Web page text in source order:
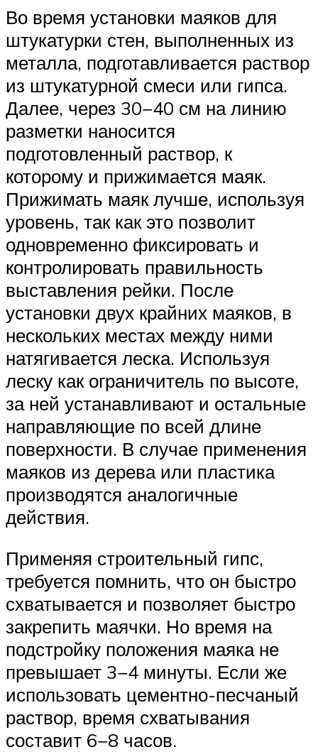
Во время установки маяков для
штукатурки стен, выполненных из
металла, подготавливается раствор
из штукатурной смеси или гипса.
Далее, через 30−40 см на линию
разметки наносится
подготовленный раствор, к
которому и прижимается маяк.
Прижимать маяк лучше, используя
уровень, так как это позволит
одновременно фиксировать и
контролировать правильность
выставления рейки. После
установки двух крайних маяков, в
нескольких местах между ними
натягивается леска. Используя
леску как ограничитель по высоте,
за ней устанавливают и остальные
направляющие по всей длине
поверхности. В случае применения
маяков из дерева или пластика
производятся аналогичные
действия.
Применяя строительный гипс,
требуется помнить, что он быстро
схватывается и позволяет быстро
закрепить маячки. Но время на
подстройку положения маяка не
превышает 3−4 минуты. Если же
использовать цементно-песчаный
раствор, время схватывания
составит 6−8 часов.